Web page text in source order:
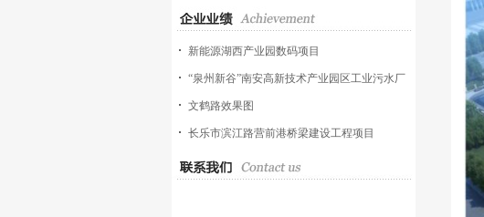
新能源湖西产业园数码项目
“泉州新谷”南安高新技术产业园区工业污水厂
工程
文鹤路效果图
长乐市滨江路营前港桥梁建设工程项目